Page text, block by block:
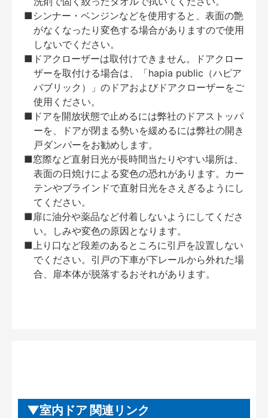
■シンナー・ベンジンなどを使用すると、表面の艶
がなくなったり変色する場合がありますので使用
しないでください。
■ドアクローザーは取付けできません。ドアクロー
ザーを取付ける場合は、「hapia public（ハピア
パブリック）」のドアおよびドアクローザーをご
使用ください。
■ドアを開放状態で止めるには弊社のドアストッパ
ーを、ドアが閉まる勢いを緩めるには弊社の開き
戸ダンパーをお勧めします。
■窓際など直射日光が長時間当たりやすい場所は、
表面の日焼けによる変色の恐れがあります。カー
テンやブラインドで直射日光をさえぎるようにし
てください。
■扉に油分や薬品など付着しないようにしてくださ
い。しみや変色の原因となります。
■上り口など段差のあるところに引戸を設置しない
でください。引戸の下車が下レールから外れた場
合、扉本体が脱落するおそれがあります。
室内ドア 関連リンク